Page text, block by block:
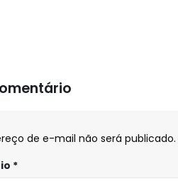
de e-mail não será publicado.
*